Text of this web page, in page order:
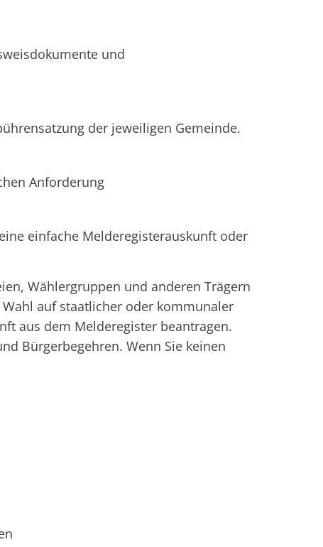
und
der jeweiligen Gemeinde.
Anforderung
einfache Melderegisterauskunft oder
Wählergruppen und anderen Trägern
auf staatlicher oder kommunaler
aus dem Melderegister beantragen.
Bürgerbegehren. Wenn Sie keinen